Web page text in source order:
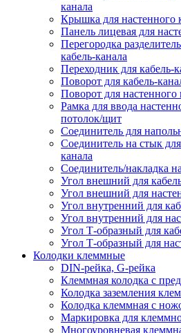
канала
Крышка для настенного
Панель лицевая для
Перегородка
кабель-канала
Переходник для кабель-
Поворот для кабель-
Поворот для настенного
Рамка для ввода
потолок/щит
Соединитель для
Соединитель на стык
канала
Соединитель/накладка
Угол внешний для
Угол внешний для
Угол внутренний для
Угол внутренний для
Угол Т-образный для
Угол Т-образный для
Колодки клеммные
DIN-рейка, G-рейка
Клеммная колодка с
Колодка заземления
Колодка клеммная с
Маркировка для
Многоуровневая